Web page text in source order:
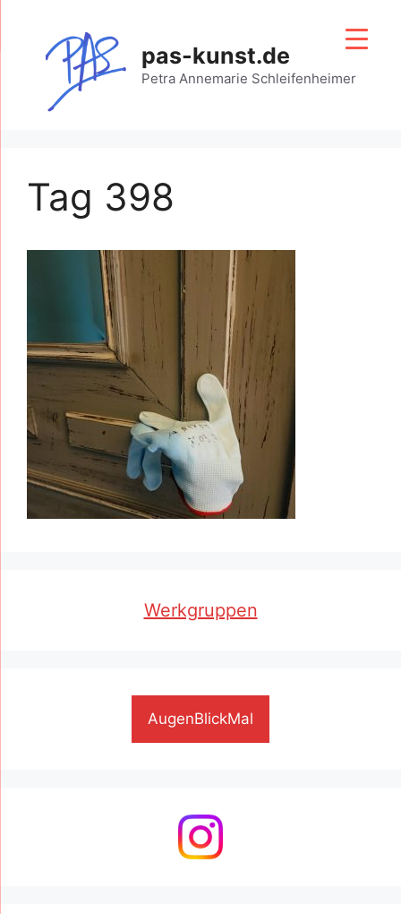
springen
pas-kunst.de
Petra Annemarie Schleifenheimer
Tag 398
Werkgruppen
AugenBlickMal